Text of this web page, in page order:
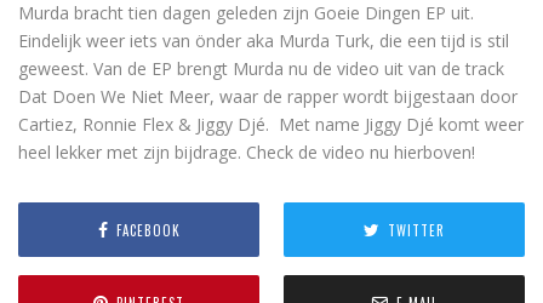
Murda bracht tien dagen geleden zijn Goeie Dingen EP uit.
Eindelijk weer iets van önder aka Murda Turk, die een tijd is stil
geweest. Van de EP brengt Murda nu de video uit van de track
Dat Doen We Niet Meer, waar de rapper wordt bijgestaan door
Cartiez, Ronnie Flex & Jiggy Djé. Met name Jiggy Djé komt weer
heel lekker met zijn bijdrage. Check de video nu hierboven!
FACEBOOK TWITTER